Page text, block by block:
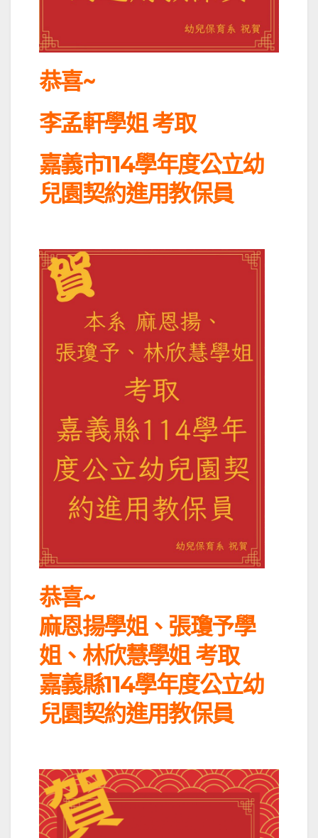
恭喜~
李孟軒學姐 考取
嘉義市114學年度公立幼
兒園契約進用教保員
恭喜~
麻恩揚學姐、張瓊予學
姐、林欣慧學姐 考取
嘉義縣114學年度公立幼
兒園契約進用教保員